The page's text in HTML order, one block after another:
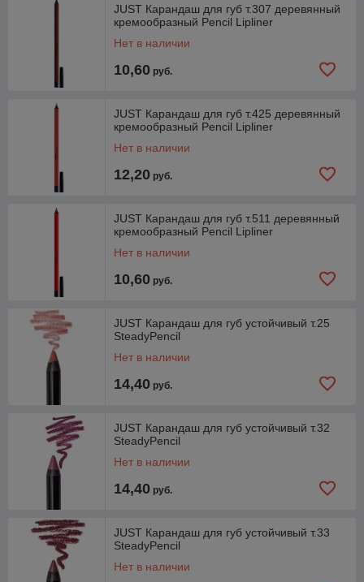
JUST Карандаш для губ т.307 деревянный
кремообразный Pencil Lipliner
Нет в наличии
10,60 руб.
JUST Карандаш для губ т.425 деревянный
кремообразный Pencil Lipliner
Нет в наличии
12,20 руб.
JUST Карандаш для губ т.511 деревянный
кремообразный Pencil Lipliner
Нет в наличии
10,60 руб.
JUST Карандаш для губ устойчивый т.25
SteadyPencil
Нет в наличии
14,40 руб.
JUST Карандаш для губ устойчивый т.32
SteadyPencil
Нет в наличии
14,40 руб.
JUST Карандаш для губ устойчивый т.33
SteadyPencil
Нет в наличии